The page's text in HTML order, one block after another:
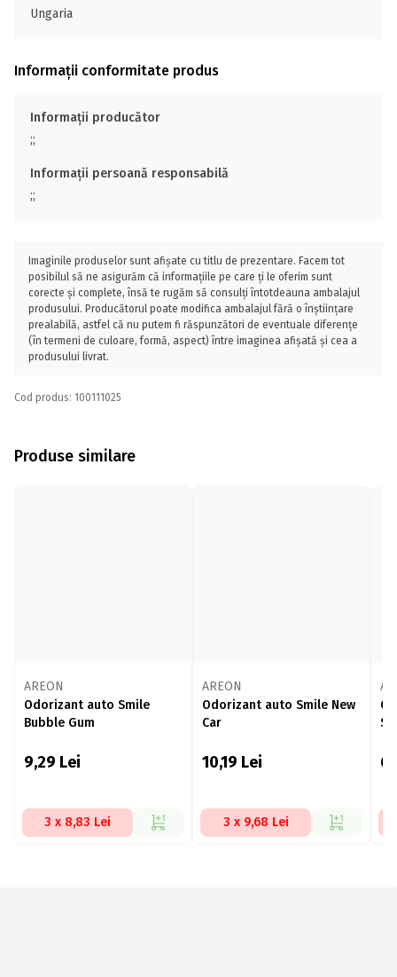
Ungaria
Informații conformitate produs
Informații producător
;;
Informații persoană responsabilă
;;
Imaginile produselor sunt afișate cu titlu de prezentare. Facem tot
posibilul să ne asigurăm că informațiile pe care ți le oferim sunt
corecte și complete, însă te rugăm să consulți întotdeauna ambalajul
produsului. Producătorul poate modifica ambalajul fără o înștiințare
prealabilă, astfel că nu putem fi răspunzători de eventuale diferențe
(în termeni de culoare, formă, aspect) între imaginea afișată și cea a
produsului livrat.
Cod produs: 100111025
Produse similare
AREON
Odorizant auto Smile
Bubble Gum
9,29 Lei
3 x 8,83 Lei
AREON
Odorizant auto Smile New
Car
10,19 Lei
3 x 9,68 Lei